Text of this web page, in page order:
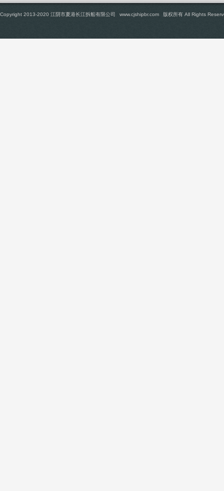
Copyright 2013-2020 江阴市夏港长江拆船有限公司 www.cjshipbr.com 版权所有 All Rights